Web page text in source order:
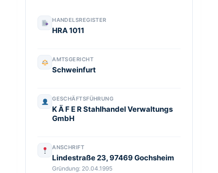
HANDELSREGISTER
HRA 1011
AMTSGERICHT
Schweinfurt
GESCHÄFTSFÜHRUNG
K Ä F E R Stahlhandel Verwaltungs
GmbH
ANSCHRIFT
Lindestraße 23, 97469 Gochsheim
Gründung: 20.04.1995